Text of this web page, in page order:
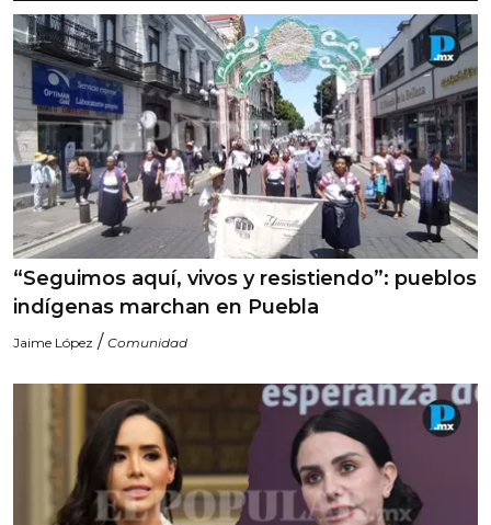
“Seguimos aquí, vivos y resistiendo”: pueblos
indígenas marchan en Puebla
Jaime López / Comunidad